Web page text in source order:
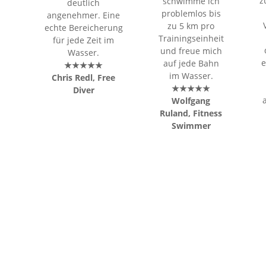
deutlich
angenehmer. Eine
echte Bereicherung
für jede Zeit im
Wasser.
★★★★★
Chris Redl, Free
Diver
problemlos bis
zu 5 km pro
Trainingseinheit
und freue mich
auf jede Bahn
im Wasser.
★★★★★
Wolfgang
Ruland, Fitness
Swimmer